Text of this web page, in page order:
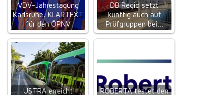
VDV-Jahrestagung
Karlsruhe: KLARTEXT
für den ÖPNV
DB Regio setzt
künftig auch auf
Prüfgruppen bei…
ÜSTRA erreicht
ROBERTA testet den